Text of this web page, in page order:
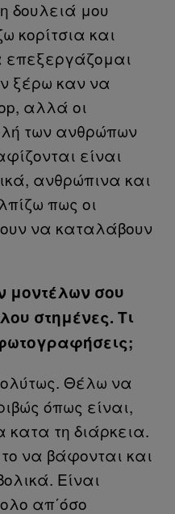
δουλειά μου
κορίτσια και
επεξεργάζομαι
ξέρω καν να
αλλά οι
των ανθρώπων
είναι
ανθρώπινα και
πως οι
να καταλάβουν
μοντέλων σου
στημένες. Τι
Θέλω να
όπως είναι,
κατα τη διάρκεια.
να βάφονται και
Είναι
απ΄όσο